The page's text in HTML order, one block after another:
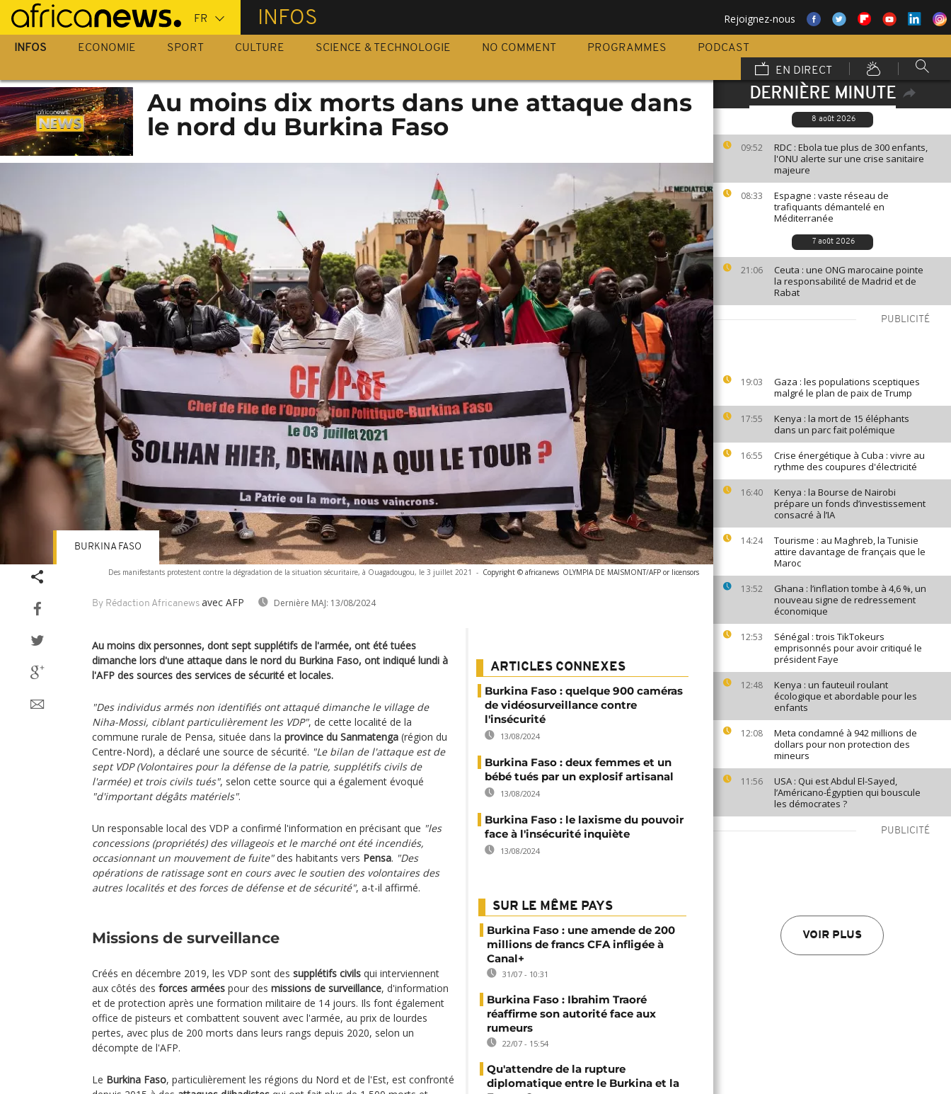
Passer
au
contenu
INFOS Rejoignez-nous
INFOS ECONOMIE SPORT CULTURE SCIENCE & TECHNOLOGIE NO COMMENT PROGRAMMES
PODCAST
EN DIRECT
DERNIÈRE MINUTE
8 août 2026
09:52
RDC : Ebola tue plus de 300 enfants,
l'ONU alerte sur une crise sanitaire
majeure
08:33
Espagne : vaste réseau de
trafiquants démantelé en
Méditerranée
7 août 2026
21:06
Ceuta : une ONG marocaine pointe
la responsabilité de Madrid et de
Rabat
PUBLICITÉ
19:03
Gaza : les populations sceptiques
malgré le plan de paix de Trump
17:55
Kenya : la mort de 15 éléphants
dans un parc fait polémique
16:55
Crise énergétique à Cuba : vivre au
rythme des coupures d'électricité
16:40
Kenya : la Bourse de Nairobi
prépare un fonds d’investissement
consacré à l’IA
14:24
Tourisme : au Maghreb, la Tunisie
attire davantage de français que le
Maroc
13:52
Ghana : l’inflation tombe à 4,6 %, un
nouveau signe de redressement
économique
12:53
Sénégal : trois TikTokeurs
emprisonnés pour avoir critiqué le
président Faye
12:48
Kenya : un fauteuil roulant
écologique et abordable pour les
enfants
12:08
Meta condamné à 942 millions de
dollars pour non protection des
mineurs
11:56
USA : Qui est Abdul El-Sayed,
l’Américano-Égyptien qui bouscule
les démocrates ?
PUBLICITÉ
VOIR PLUS
Au moins dix morts dans une attaque dans
le nord du Burkina Faso
Des manifestants protestent contre la dégradation de la situation sécuritaire, à Ouagadougou, le 3 juillet 2021 - Copyright © africanews OLYMPIA DE MAISMONT/AFP or licensors
By Rédaction Africanews avec AFP Dernière MAJ: 13/08/2024
BURKINA FASO
Au moins dix personnes, dont sept supplétifs de l'armée, ont été tuées
dimanche lors d'une attaque dans le nord du Burkina Faso, ont indiqué lundi à
l'AFP des sources des services de sécurité et locales.
"Des individus armés non identifiés ont attaqué dimanche le village de
Niha-Mossi, ciblant particulièrement les VDP", de cette localité de la
commune rurale de Pensa, située dans la province du Sanmatenga (région du
Centre-Nord), a déclaré une source de sécurité. "Le bilan de l'attaque est de
sept VDP (Volontaires pour la défense de la patrie, supplétifs civils de
l'armée) et trois civils tués", selon cette source qui a également évoqué
"d'important dégâts matériels".
Un responsable local des VDP a confirmé l'information en précisant que "les
concessions (propriétés) des villageois et le marché ont été incendiés,
occasionnant un mouvement de fuite"des habitants vers Pensa. "Des
opérations de ratissage sont en cours avec le soutien des volontaires des
autres localités et des forces de défense et de sécurité", a-t-il affirmé.
Missions de surveillance
Créés en décembre 2019, les VDP sont des supplétifs civils qui interviennent
aux côtés des forces armées pour des missions de surveillance, d'information
et de protection après une formation militaire de 14 jours. Ils font également
office de pisteurs et combattent souvent avec l'armée, au prix de lourdes
pertes, avec plus de 200 morts dans leurs rangs depuis 2020, selon un
décompte de l'AFP.
Le Burkina Faso, particulièrement les régions du Nord et de l'Est, est confronté
ARTICLES CONNEXES
Burkina Faso : quelque 900 caméras
de vidéosurveillance contre
l'insécurité
13/08/2024
Burkina Faso : deux femmes et un
bébé tués par un explosif artisanal
13/08/2024
Burkina Faso : le laxisme du pouvoir
face à l'insécurité inquiète
13/08/2024
SUR LE MÊME PAYS
Burkina Faso : une amende de 200
millions de francs CFA infligée à
Canal+
31/07 - 10:31
Burkina Faso : Ibrahim Traoré
réaffirme son autorité face aux
rumeurs
22/07 - 15:54
Qu'attendre de la rupture
diplomatique entre le Burkina et la